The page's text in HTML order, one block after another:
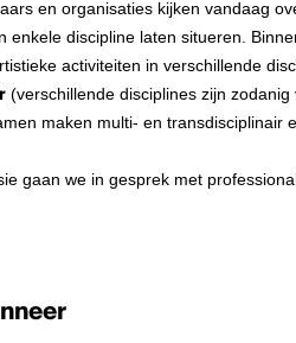
en organisaties kijken vandaag
enkele discipline laten situeren.
activiteiten in verschillende
(verschillende disciplines zijn
maken multi- en transdisciplinair
gaan we in gesprek met